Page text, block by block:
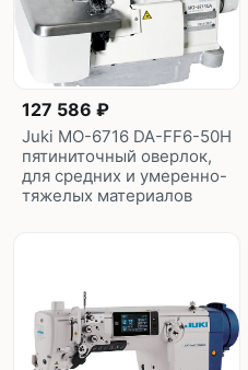
127 586 ₽
Juki МО-6716 DA-FF6-50H
пятиниточный оверлок,
для средних и умеренно-
тяжелых материалов